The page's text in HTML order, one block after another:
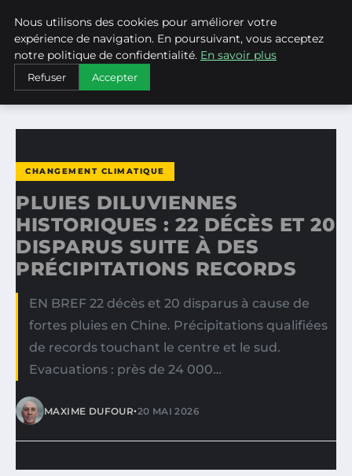
WEARECLIMATECONTROL
ACCUEIL
CHANGEMENT CLIMATIQUE
PLUIES DILUVIENNES HISTORIQUES : 22 DÉCÈS ET 20…
CHANGEMENT CLIMATIQUE
PLUIES DILUVIENNES
HISTORIQUES : 22 DÉCÈS ET 20
DISPARUS SUITE À DES
PRÉCIPITATIONS RECORDS
EN BREF 22 décès et 20 disparus à cause de
fortes pluies en Chine. Précipitations qualifiées
de records touchant le centre et le sud.
Evacuations : près de 24 000…
MAXIME DUFOUR•20 MAI 2026
Nous utilisons des cookies pour améliorer votre
expérience de navigation. En poursuivant, vous acceptez
notre politique de confidentialité. En savoir plus
Refuser Accepter